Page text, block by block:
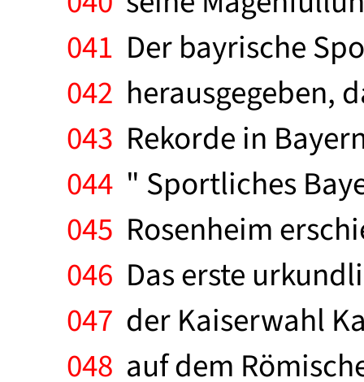
041 Der bayrische
042 herausgegeben,
043 Rekorde in
044 " Sportliches
045 Rosenheim
046 Das erste
047 der Kaiserwahl
048 auf dem